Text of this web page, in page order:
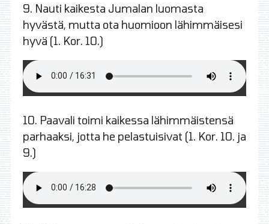
9. Nauti kaikesta Jumalan luomasta
hyvästä, mutta ota huomioon lähimmäisesi
hyvä (1. Kor. 10.)
10. Paavali toimi kaikessa lähimmäistensä
parhaaksi, jotta he pelastuisivat (1. Kor. 10. ja
9.)